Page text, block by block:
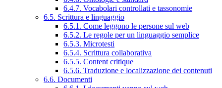
6.4.7. Vocabolari controllati e tassonomie
6.5. Scrittura e linguaggio
6.5.1. Come leggono le persone sul web
6.5.2. Le regole per un linguaggio semplice
6.5.3. Microtesti
6.5.4. Scrittura collaborativa
6.5.5. Content critique
6.5.6. Traduzione e localizzazione dei contenuti
6.6. Documenti